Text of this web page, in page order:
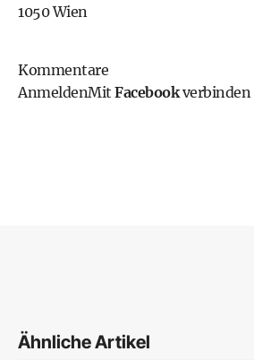
1050 Wien
Kommentare
AnmeldenMit Facebookverbinden
Ähnliche Artikel